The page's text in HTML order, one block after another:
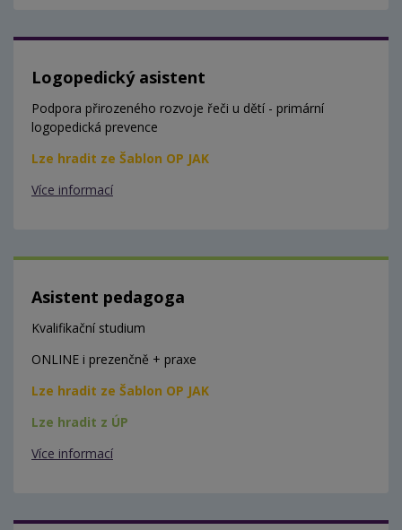
Logopedický asistent
Podpora přirozeného rozvoje řeči u dětí - primární
logopedická prevence
Lze hradit ze Šablon OP JAK
Více informací
Asistent pedagoga
Kvalifikační studium
ONLINE i prezenčně + praxe
Lze hradit ze Šablon OP JAK
Lze hradit z ÚP
Více informací